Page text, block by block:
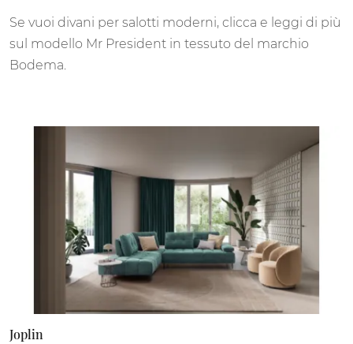
Se vuoi divani per salotti moderni, clicca e leggi di più
sul modello Mr President in tessuto del marchio
Bodema.
Joplin